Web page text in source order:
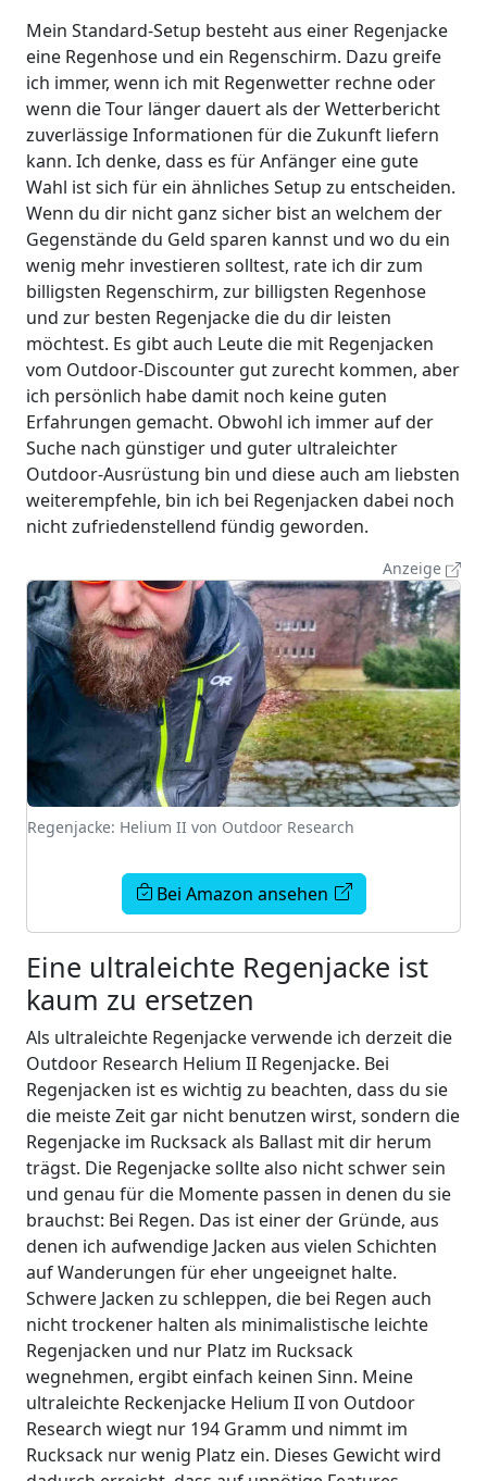
Mein Standard-Setup besteht aus einer Regenjacke
eine Regenhose und ein Regenschirm. Dazu greife
ich immer, wenn ich mit Regenwetter rechne oder
wenn die Tour länger dauert als der Wetterbericht
zuverlässige Informationen für die Zukunft liefern
kann. Ich denke, dass es für Anfänger eine gute
Wahl ist sich für ein ähnliches Setup zu entscheiden.
Wenn du dir nicht ganz sicher bist an welchem der
Gegenstände du Geld sparen kannst und wo du ein
wenig mehr investieren solltest, rate ich dir zum
billigsten Regenschirm, zur billigsten Regenhose
und zur besten Regenjacke die du dir leisten
möchtest. Es gibt auch Leute die mit Regenjacken
vom Outdoor-Discounter gut zurecht kommen, aber
ich persönlich habe damit noch keine guten
Erfahrungen gemacht. Obwohl ich immer auf der
Suche nach günstiger und guter ultraleichter
Outdoor-Ausrüstung bin und diese auch am liebsten
weiterempfehle, bin ich bei Regenjacken dabei noch
nicht zufriedenstellend fündig geworden.
Anzeige
Regenjacke: Helium II von Outdoor Research
Bei Amazon ansehen
Eine ultraleichte Regenjacke ist
kaum zu ersetzen
Als ultraleichte Regenjacke verwende ich derzeit die
Outdoor Research Helium II Regenjacke. Bei
Regenjacken ist es wichtig zu beachten, dass du sie
die meiste Zeit gar nicht benutzen wirst, sondern die
Regenjacke im Rucksack als Ballast mit dir herum
trägst. Die Regenjacke sollte also nicht schwer sein
und genau für die Momente passen in denen du sie
brauchst: Bei Regen. Das ist einer der Gründe, aus
denen ich aufwendige Jacken aus vielen Schichten
auf Wanderungen für eher ungeeignet halte.
Schwere Jacken zu schleppen, die bei Regen auch
nicht trockener halten als minimalistische leichte
Regenjacken und nur Platz im Rucksack
wegnehmen, ergibt einfach keinen Sinn. Meine
ultraleichte Reckenjacke Helium II von Outdoor
Research wiegt nur 194 Gramm und nimmt im
Rucksack nur wenig Platz ein. Dieses Gewicht wird